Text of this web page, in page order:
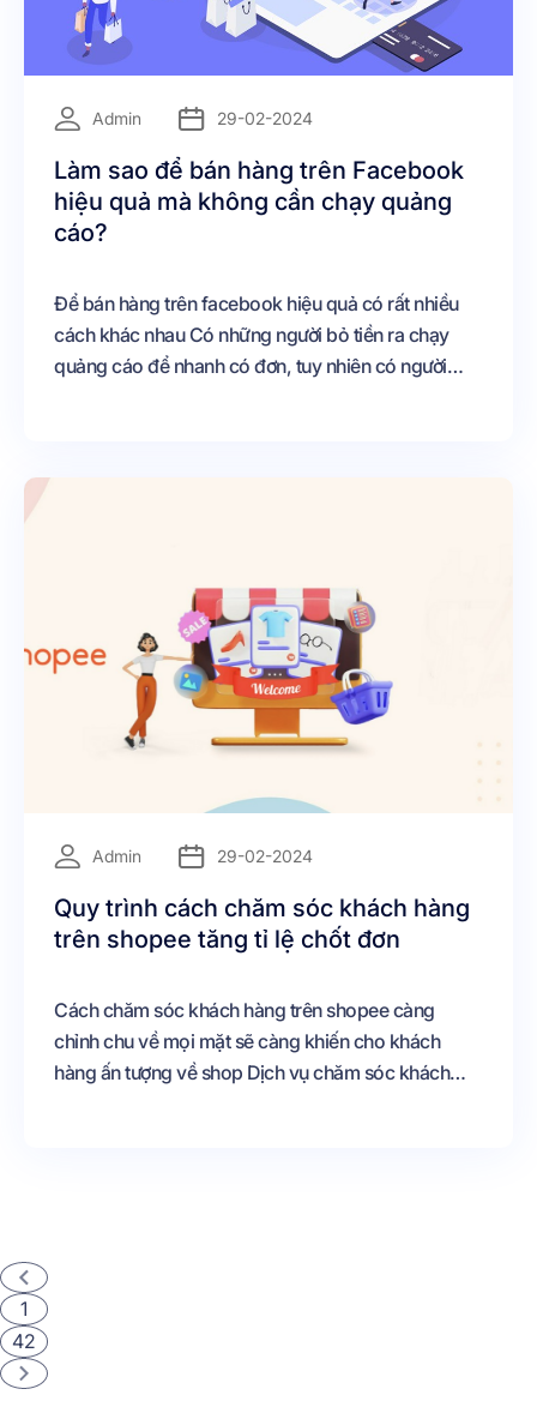
Admin 29-02-2024
Làm sao để bán hàng trên Facebook
hiệu quả mà không cần chạy quảng
cáo?
Để bán hàng trên facebook hiệu quả có rất nhiều
cách khác nhau Có những người bỏ tiền ra chạy
quảng cáo để nhanh có đơn, tuy nhiên có người
Admin 29-02-2024
Quy trình cách chăm sóc khách hàng
trên shopee tăng tỉ lệ chốt đơn
Cách chăm sóc khách hàng trên shopee càng
chỉnh chu về mọi mặt sẽ càng khiến cho khách
hàng ấn tượng về shop Dịch vụ chăm sóc khách
1
42